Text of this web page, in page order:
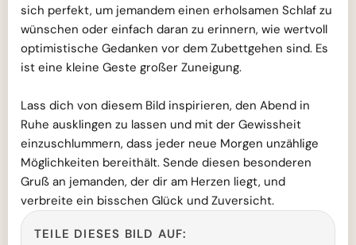
sich perfekt, um jemandem einen erholsamen Schlaf zu
wünschen oder einfach daran zu erinnern, wie wertvoll
optimistische Gedanken vor dem Zubettgehen sind. Es
ist eine kleine Geste großer Zuneigung.
Lass dich von diesem Bild inspirieren, den Abend in
Ruhe ausklingen zu lassen und mit der Gewissheit
einzuschlummern, dass jeder neue Morgen unzählige
Möglichkeiten bereithält. Sende diesen besonderen
Gruß an jemanden, der dir am Herzen liegt, und
verbreite ein bisschen Glück und Zuversicht.
TEILE DIESES BILD AUF: